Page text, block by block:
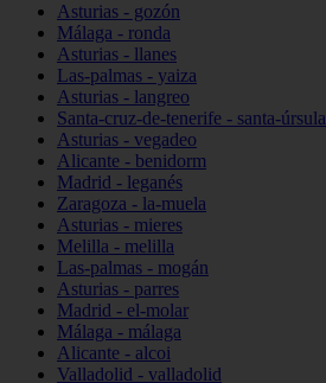
Asturias - gozón
Málaga - ronda
Asturias - llanes
Las-palmas - yaiza
Asturias - langreo
Santa-cruz-de-tenerife - santa-úrsula
Asturias - vegadeo
Alicante - benidorm
Madrid - leganés
Zaragoza - la-muela
Asturias - mieres
Melilla - melilla
Las-palmas - mogán
Asturias - parres
Madrid - el-molar
Málaga - málaga
Alicante - alcoi
Valladolid - valladolid